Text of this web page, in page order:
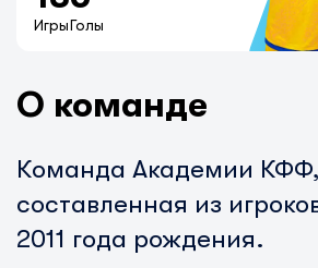
ИгрыГолы
О команде
Команда Академии КФФ,
составленная из
2011 года рождения.